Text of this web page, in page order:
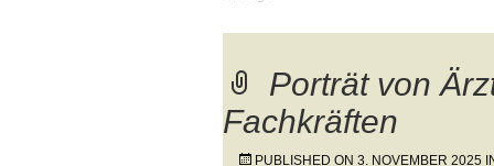
Porträt von
Fachkräften
PUBLISHED ON 3. NOVEMBER 2025